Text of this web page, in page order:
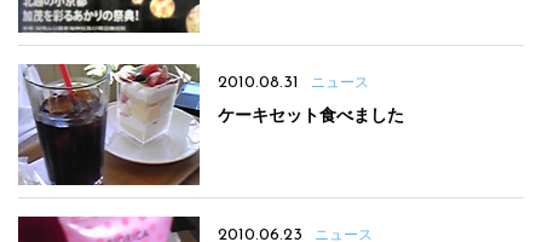
2010.08.31 ニュース
ケーキセット食べました
2010.06.23 ニュース